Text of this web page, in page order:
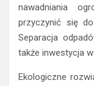
nawadniania
przyczynić się
Separacja
także inwestycja
Ekologiczne